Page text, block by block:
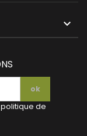
keyboard_arrow_down
de